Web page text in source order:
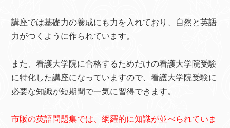
講座では基礎力の養成にも力を入れており、自然と英語
力がつくように作られています。
また、看護大学院に合格するためだけの看護大学院受験
に特化した講座になっていますので、看護大学院受験に
必要な知識が短期間で一気に習得できます。
市販の英語問題集では、網羅的に知識が並べられていま